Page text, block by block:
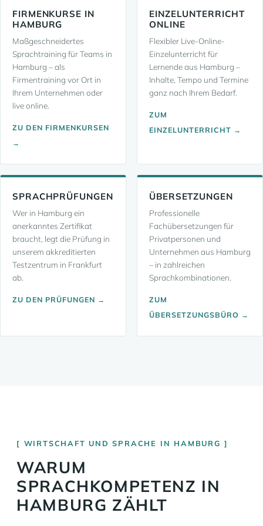
FIRMENKURSE IN
HAMBURG
Maßgeschneidertes
Sprachtraining für Teams in
Hamburg – als
Firmentraining vor Ort in
Ihrem Unternehmen oder
live online.
ZU DEN FIRMENKURSEN
→
EINZELUNTERRICHT
ONLINE
Flexibler Live-Online-
Einzelunterricht für
Lernende aus Hamburg –
Inhalte, Tempo und Termine
ganz nach Ihrem Bedarf.
ZUM
EINZELUNTERRICHT →
SPRACHPRÜFUNGEN
Wer in Hamburg ein
anerkanntes Zertifikat
braucht, legt die Prüfung in
unserem akkreditierten
Testzentrum in Frankfurt
ab.
ZU DEN PRÜFUNGEN →
ÜBERSETZUNGEN
Professionelle
Fachübersetzungen für
Privatpersonen und
Unternehmen aus Hamburg
– in zahlreichen
Sprachkombinationen.
ZUM
ÜBERSETZUNGSBÜRO →
WIRTSCHAFT UND SPRACHE IN HAMBURG
WARUM
SPRACHKOMPETENZ IN
HAMBURG ZÄHLT